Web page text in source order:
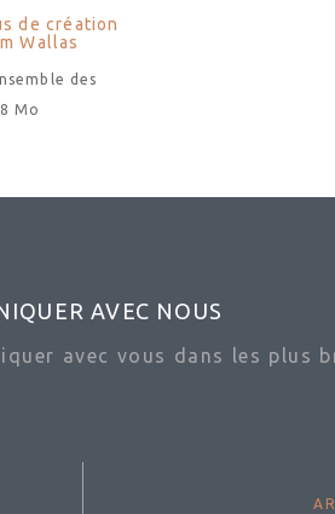
de création
Wallas
des
Mo
AVEC NOUS
avec vous dans les plus